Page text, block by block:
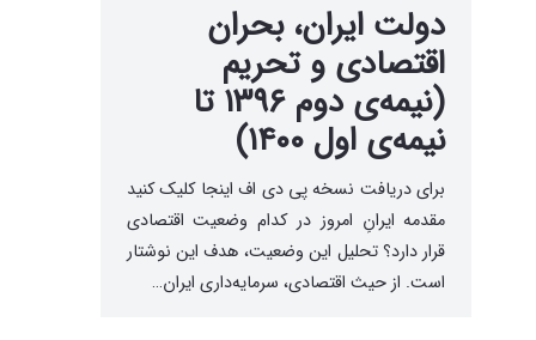
دولت ایران، بحران
اقتصادی و تحریم
(نیمه‌ی دوم ۱۳۹۶ تا
نیمه‌ی اول ۱۴۰۰)
برای دریافت نسخه پی دی اف اینجا کلیک کنید
مقدمه ایرانِ امروز در کدام وضعیت اقتصادی
قرار دارد؟ تحلیل این وضعیت، هدف این نوشتار
است. از حیث اقتصادی، سرمایه‌داری ایران…